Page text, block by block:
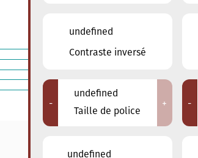
FÉVRIER
24 25 26
undefined
Contraste inversé
-
undefined
Taille de police
+ -
undefined